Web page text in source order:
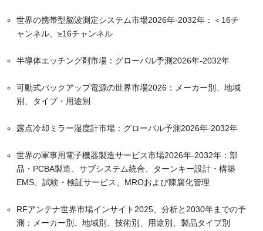
世界の携帯型脳波測定システム市場2026年-2032年：＜16チ
ャンネル、≥16チャンネル
半導体エッチング剤市場：グローバル予測2026年-2032年
可動式バックアップ電源の世界市場2026：メーカー別、地域
別、タイプ・用途別
露点冷却ミラー湿度計市場：グローバル予測2026年-2032年
世界の軍事用電子機器製造サービス市場2026年-2032年：部
品・PCBA製造、サブシステム統合、ターンキー設計・構築
EMS、試験・検証サービス、MROおよび陳腐化管理
RFアンテナ世界市場インサイト2025、分析と2030年までの予
測：メーカー別、地域別、技術別、用途別、製品タイプ別